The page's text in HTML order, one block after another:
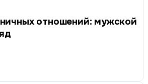
отношений: мужской